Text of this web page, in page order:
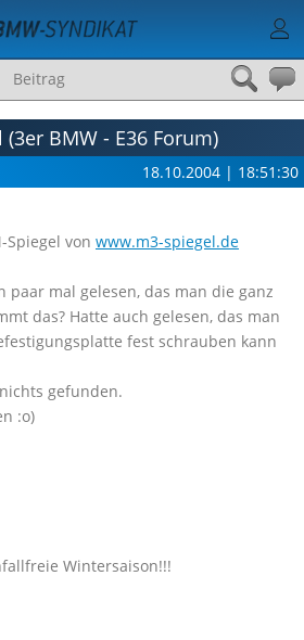
Beitrag
(3er BMW - E36 Forum)
18.10.2004 | 18:51:30
Spiegel von www.m3-spiegel.de
paar mal gelesen, das man die ganz
das? Hatte auch gelesen, das man
fest schrauben kann
gefunden.
:o)
Wintersaison!!!